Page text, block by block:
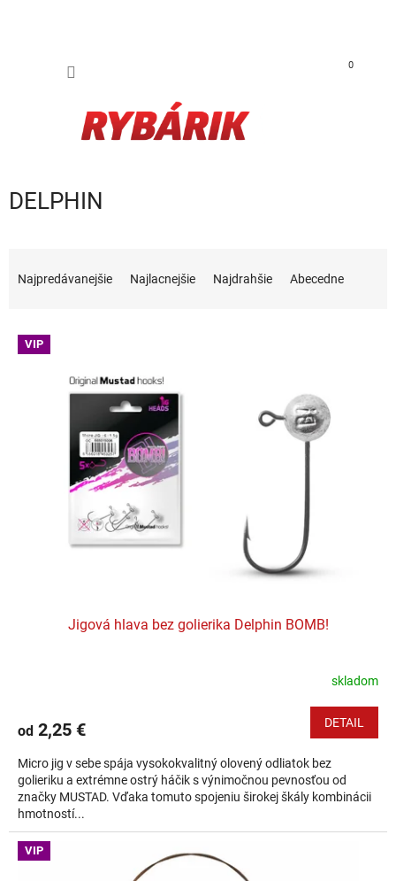
0
DELPHIN
Najpredávanejšie Najlacnejšie Najdrahšie Abecedne
Výpis produktov
VIP
Jigová hlava bez golierika Delphin BOMB!
skladom
od 2,25 € DETAIL
Micro jig v sebe spája vysokokvalitný olovený odliatok bez
golieriku a extrémne ostrý háčik s výnimočnou pevnosťou od
značky MUSTAD. Vďaka tomuto spojeniu širokej škály kombinácii
hmotností...
VIP